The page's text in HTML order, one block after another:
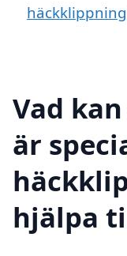
Vad
är
hjälpa